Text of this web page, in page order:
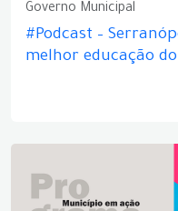
Governo Municipal
#Podcast –
melhor educação